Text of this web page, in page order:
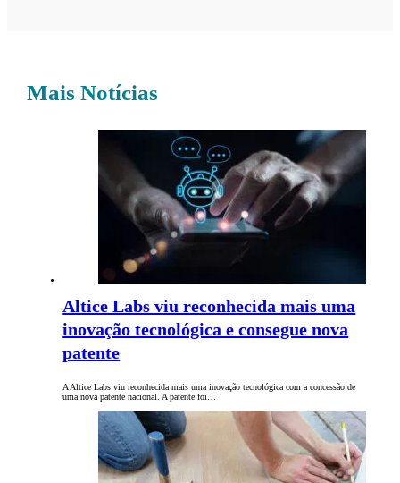
Mais Notícias
Altice Labs viu reconhecida mais uma
inovação tecnológica e consegue nova
patente
A Altice Labs viu reconhecida mais uma inovação tecnológica com a concessão de
uma nova patente nacional. A patente foi…